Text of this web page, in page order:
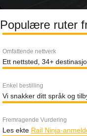
Populære ruter
Omfattende nettverk
Ett nettsted, 34+
Enkel bestilling
Vi snakker ditt språk og
Fremragende Vurdering
Les ekte Rail Ninja-